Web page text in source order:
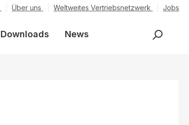
Über uns Weltweites Vertriebsnetzwerk Jobs
Downloads News